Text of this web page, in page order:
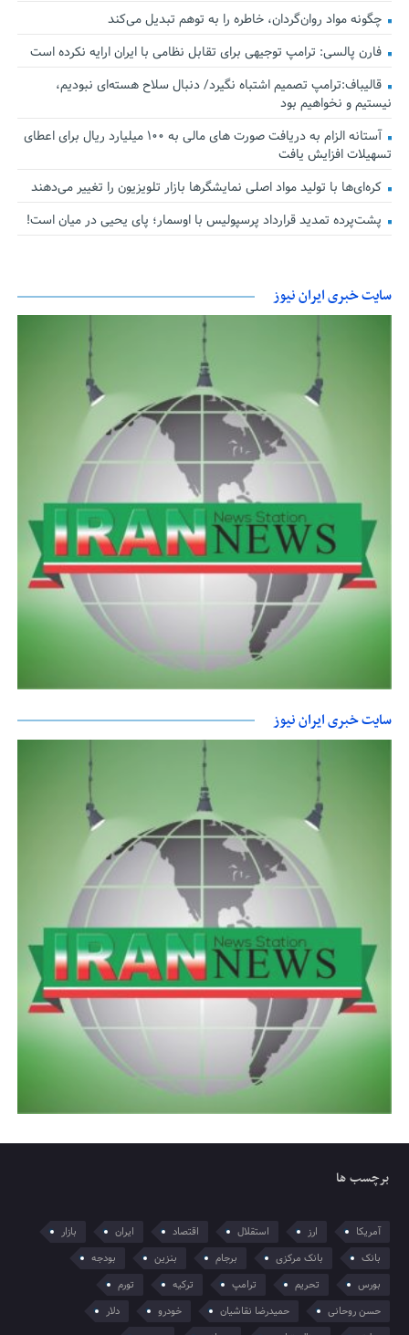
چگونه مواد روان‌گردان، خاطره را به توهم تبدیل می‌کند
فارن پالسی: ترامپ توجیهی برای تقابل نظامی با ایران ارایه نکرده است
قالیباف:ترامپ تصمیم اشتباه نگیرد/ دنبال سلاح هسته‌ای نبودیم،
نیستیم و نخواهیم بود
آستانه الزام به دریافت صورت های مالی به ۱۰۰ میلیارد ریال برای اعطای
تسهیلات افزایش یافت
کره‌ای‌ها با تولید مواد اصلی نمایشگرها بازار تلویزیون را تغییر می‌دهند
پشت‌پرده تمدید قرارداد پرسپولیس با اوسمار؛ پای یحیی در میان است!
سایت خبری ایران نیوز
سایت خبری ایران نیوز
برچسب ها
آمریکا ارز استقلال اقتصاد ایران
بازار
بانک
بانک مرکزی برجام بنزین
بودجه
بورس
تحریم ترامپ ترکیه
تورم
حسن روحانی
حمیدرضا نقاشیان خودرو
دلار